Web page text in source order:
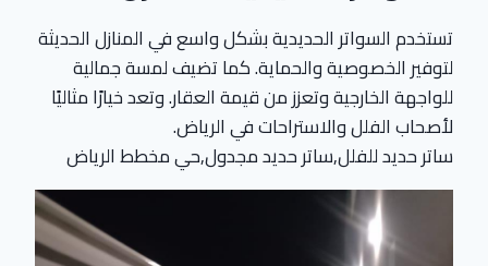
تستخدم السواتر الحديدية بشكل واسع في المنازل الحديثة
لتوفير الخصوصية والحماية. كما تضيف لمسة جمالية
للواجهة الخارجية وتعزز من قيمة العقار. وتعد خيارًا مثاليًا
لأصحاب الفلل والاستراحات في الرياض.
ساتر حديد للفلل,ساتر حديد مجدول,حي مخطط الرياض